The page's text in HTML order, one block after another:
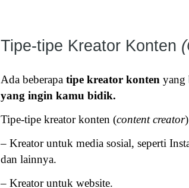
Tipe-tipe Kreator Konten
Ada beberapa tipe kreator konten yang
yang ingin kamu bidik.
Tipe-tipe kreator konten (content creator
– Kreator untuk media sosial, seperti
dan lainnya.
– Kreator untuk website.